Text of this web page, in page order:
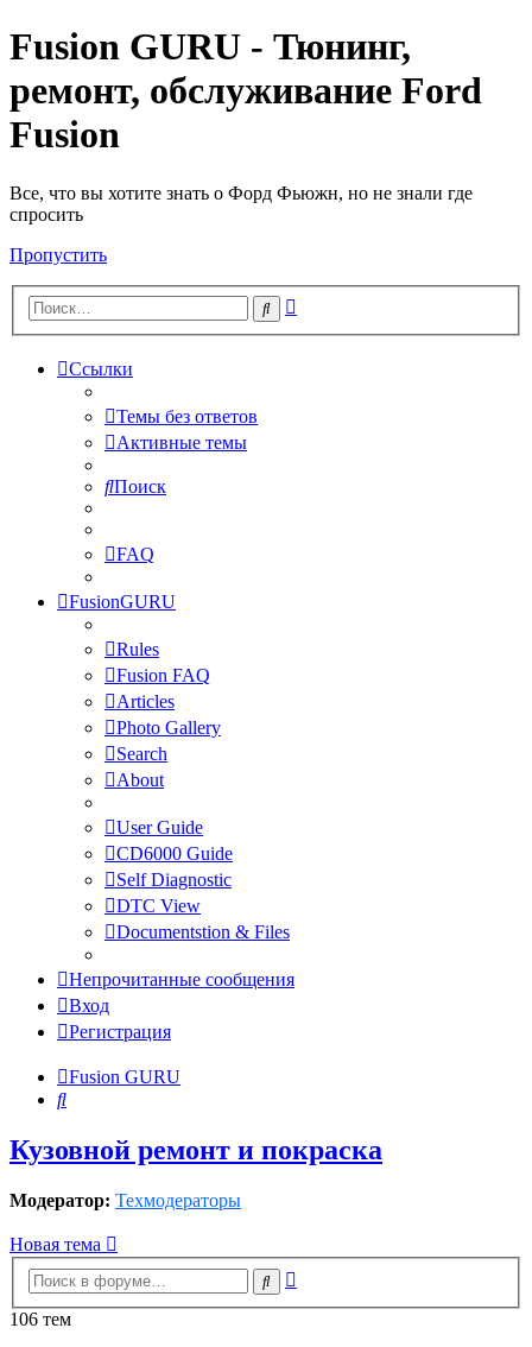
Fusion GURU - Тюнинг,
ремонт, обслуживание Ford
Fusion
Все, что вы хотите знать о Форд Фьюжн, но не знали где
спросить
Пропустить
Поиск
Ссылки
Темы без ответов
Активные темы
Поиск
FAQ
FusionGURU
Rules
Fusion FAQ
Articles
Photo Gallery
Search
About
User Guide
CD6000 Guide
Self Diagnostic
DTC View
Documentstion & Files
Непрочитанные сообщения
Вход
Регистрация
Fusion GURU
Поиск
Кузовной ремонт и покраска
Модератор: Техмодераторы
Новая тема
Поиск
106 тем